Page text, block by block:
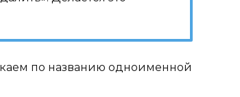
по названию одноименной